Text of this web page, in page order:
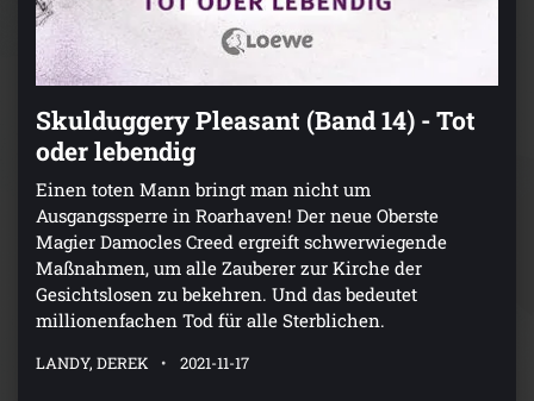
Skulduggery Pleasant (Band 14) - Tot
oder lebendig
Einen toten Mann bringt man nicht um
Ausgangssperre in Roarhaven! Der neue Oberste
Magier Damocles Creed ergreift schwerwiegende
Maßnahmen, um alle Zauberer zur Kirche der
Gesichtslosen zu bekehren. Und das bedeutet
millionenfachen Tod für alle Sterblichen.
LANDY, DEREK 2021-11-17